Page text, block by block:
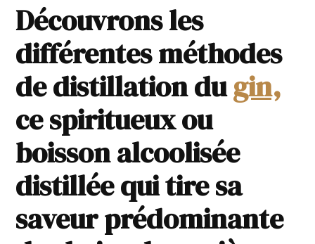
Découvrons les
différentes méthodes
de distillation dugin,
ce spiritueux ou
boisson alcoolisée
distillée qui tire sa
saveur prédominante